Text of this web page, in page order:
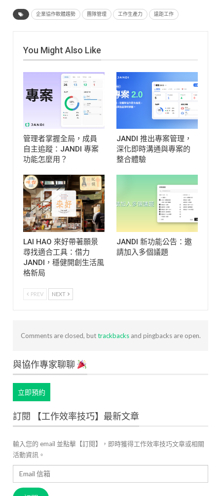
企業協作軟體趨勢 團隊管理 工作生產力 遠距工作
You Might Also Like
管理者掌握全局，成員
自主追蹤：JANDI 專案
功能怎麼用？
JANDI 推出專案管理，
深化即時溝通與專案的
整合體驗
LAI HAO 來好帶著願景
尋找適合工具：借力
JANDI，穩健開創生活風
格新局
JANDI 新功能公告：邀
請加入多個議題
PREV NEXT
Comments are closed, buttrackbacksand pingbacks are open.
與協作專家聊聊
立即預約
訂閱 【工作效率技巧】最新文章
輸入您的 email 並點擊【訂閱】，即時獲得工作效率技巧文章或相關
活動資訊。
Email
信
箱